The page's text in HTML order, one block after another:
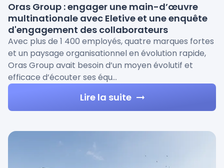
Oras Group : engager une main-d’œuvre
multinationale avec Eletive et une enquête
d'engagement des collaborateurs
Avec plus de 1 400 employés, quatre marques fortes
et un paysage organisationnel en évolution rapide,
Oras Group avait besoin d’un moyen évolutif et
efficace d’écouter ses équ…
Lire la suite